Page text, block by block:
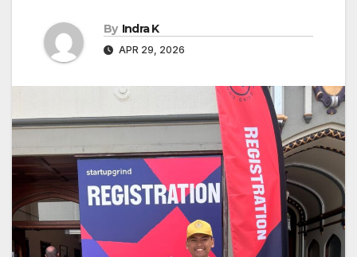
By Indra K
APR 29, 2026